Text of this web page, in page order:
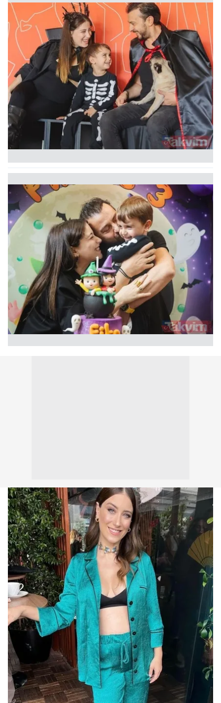
toplumu hizmetlerinin sunulması amacıyla
kullanılmaktadır. Diğer çerezler, sitemizin daha işlevsel
kılınması ve kişiselleştirilmesi ve sizlere yönelik
reklam/pazarlama faaliyetlerinin yapılması, amaçlarıyla
sınırlı olarak açık rızanız dahilinde kullanılacaktır.
Çerezlere ilişkin tercihlerinizi aşağıda yer alan panel
vasıtasıyla belirleyebilirsiniz. Çerezlere ilişkin detaylı bilgi
için Ayarlar butonuna tıklayabilir,Çerez Bilgilendirme
Metnimiziziyaret edebilirsiniz.
6698 sayılı Kişisel Verilerin Korunması Kanunu uyarınca
ilgili mevzuata uygun olarak kullanılan çerezlerle ilgili bilgi